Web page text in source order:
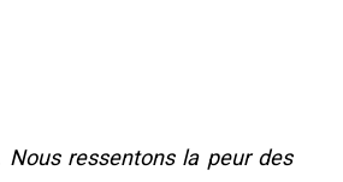
ressentons la peur des